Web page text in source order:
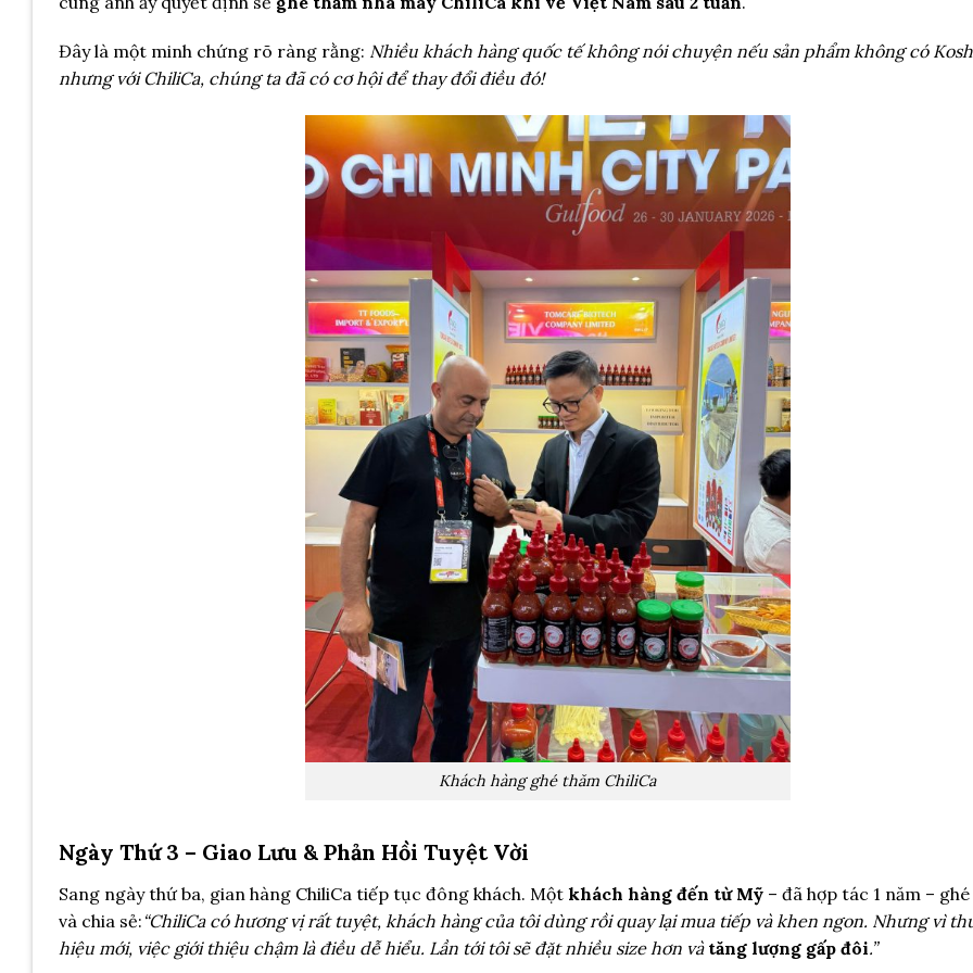
Đây là một minh chứng rõ ràng rằng: Nhiều khách hàng quốc tế không nói chuyện nếu sản phẩm không có
nhưng với ChiliCa, chúng ta đã có cơ hội để thay đổi điều đó!
Khách hàng ghé thăm ChiliCa
Ngày Thứ 3 – Giao Lưu & Phản Hồi Tuyệt Vời
Sang ngày thứ ba, gian hàng ChiliCa tiếp tục đông khách. Một khách hàng đến từ Mỹ – đã hợp tác 1 năm –
và chia sẻ: “ChiliCa có hương vị rất tuyệt, khách hàng của tôi dùng rồi quay lại mua tiếp và khen ngon. Nhưng vì
hiệu mới, việc giới thiệu chậm là điều dễ hiểu. Lần tới tôi sẽ đặt nhiều size hơn và tăng lượng gấp đôi.”